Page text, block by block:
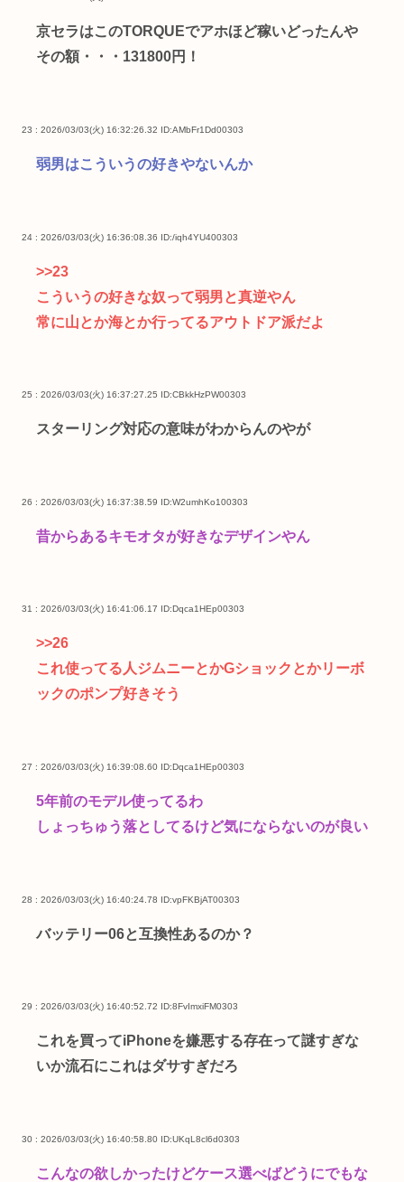
京セラはこのTORQUEでアホほど稼いどったんや
その額・・・131800円！
23 : 2026/03/03(火) 16:32:26.32 ID:AMbFr1Dd00303
弱男はこういうの好きやないんか
24 : 2026/03/03(火) 16:36:08.36 ID:/iqh4YU400303
>>23
こういうの好きな奴って弱男と真逆やん
常に山とか海とか行ってるアウトドア派だよ
25 : 2026/03/03(火) 16:37:27.25 ID:CBkkHzPW00303
スターリング対応の意味がわからんのやが
26 : 2026/03/03(火) 16:37:38.59 ID:W2umhKo100303
昔からあるキモオタが好きなデザインやん
31 : 2026/03/03(火) 16:41:06.17 ID:Dqca1HEp00303
>>26
これ使ってる人ジムニーとかGショックとかリーボ
ックのポンプ好きそう
27 : 2026/03/03(火) 16:39:08.60 ID:Dqca1HEp00303
5年前のモデル使ってるわ
しょっちゅう落としてるけど気にならないのが良い
28 : 2026/03/03(火) 16:40:24.78 ID:vpFKBjAT00303
バッテリー06と互換性あるのか？
29 : 2026/03/03(火) 16:40:52.72 ID:8FvImxiFM0303
これを買ってiPhoneを嫌悪する存在って謎すぎな
いか流石にこれはダサすぎだろ
30 : 2026/03/03(火) 16:40:58.80 ID:UKqL8cl6d0303
こんなの欲しかったけどケース選べばどうにでもな